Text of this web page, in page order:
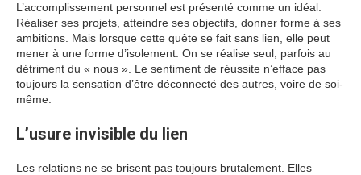
L’accomplissement personnel est présenté comme un idéal.
Réaliser ses projets, atteindre ses objectifs, donner forme à ses
ambitions. Mais lorsque cette quête se fait sans lien, elle peut
mener à une forme d’isolement. On se réalise seul, parfois au
détriment du « nous ». Le sentiment de réussite n’efface pas
toujours la sensation d’être déconnecté des autres, voire de soi-
même.
L’usure invisible du lien
Les relations ne se brisent pas toujours brutalement. Elles